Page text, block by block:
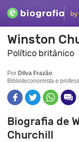
by
Winston
Político britânico
Por Dilva Frazão
Biblioteconomista e
Biografia de
Churchill